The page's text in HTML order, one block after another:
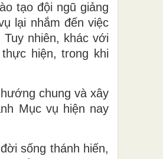
tạo đội ngũ giảng
lại nhắm đến việc
nhiên, khác với
hiện, trong khi
chung và xây
Mục vụ hiện nay
sống thánh hiến,